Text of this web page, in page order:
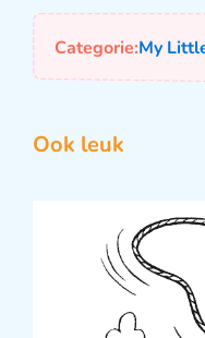
Categorie:My
Ook leuk